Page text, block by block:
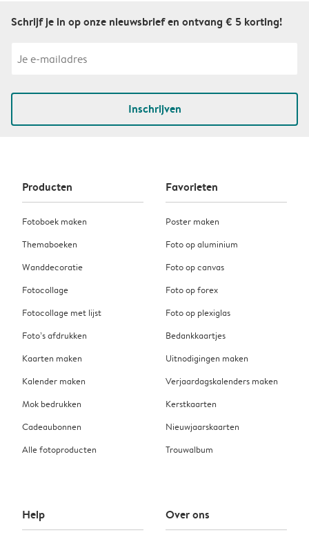
Schrijf je in op onze nieuwsbrief en ontvang € 5 korting!
Inschrijven
Producten
Fotoboek maken
Themaboeken
Wanddecoratie
Fotocollage
Fotocollage met lijst
Foto’s afdrukken
Kaarten maken
Kalender maken
Mok bedrukken
Cadeaubonnen
Alle fotoproducten
Favorieten
Poster maken
Foto op aluminium
Foto op canvas
Foto op forex
Foto op plexiglas
Bedankkaartjes
Uitnodigingen maken
Verjaardagskalenders maken
Kerstkaarten
Nieuwjaarskaarten
Trouwalbum
Help Over ons